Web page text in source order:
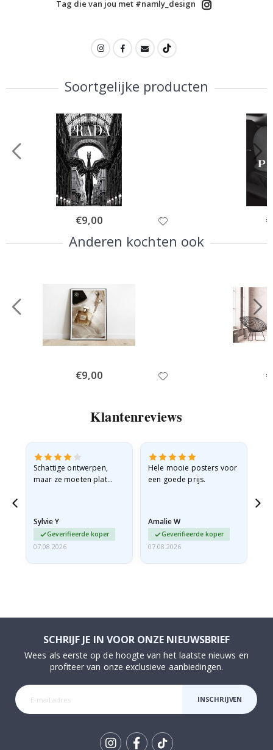
Tag die van jou met #namly_design
Soortgelijke producten
Special
Price
€9,00
Anderen kochten ook
Special
Price
€9,00
Klantenreviews
Schattige ontwerpen,
maar ze moeten plat
beetje…
Sylvie Y
Geverifieerde koper
07.08.2026
Hele mooie posters voor
een goede prijs.
Amalie W
Geverifieerde koper
07.08.2026
SCHRIJF JE IN VOOR ONZE NIEUWSBRIEF
Wees als eerste op de hoogte van het laatste nieuws en
profiteer van onze exclusieve aanbiedingen.
INSCHRIJVEN